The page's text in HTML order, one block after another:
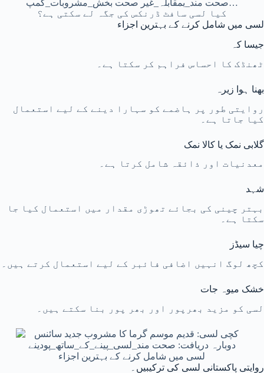
کیا لسی سافٹ ڈرنکس کی جگہ لے سکتی ہے؟
لسی میں شامل کرنے کے بہترین اجزاء
جیسا کہ
ٹھنڈک کا احساس فراہم کر سکتا ہے۔
بھنا ہوا زیرہ
روایتی طور پر ہاضمے کو سہارا دینے کے لیے استعمال
کیا جاتا ہے۔
گلابی نمک یا کالا نمک
معدنیات اور ذائقہ شامل کرتا ہے۔
شہد
بہتر چینی کی بجائے تھوڑی مقدار میں استعمال کیا جا
سکتا ہے۔
چیا سیڈز
کچھ لوگ انہیں اضافی فائبر کے لیے استعمال کرتے ہیں۔
خشک میوہ جات
لسی کو مزید بھرپور اور بھر پور بنا سکتے ہیں۔
لسی میں شامل کرنے کے بہترین اجزاء
روایتی پاکستانی لسی کی ترکیبیں۔